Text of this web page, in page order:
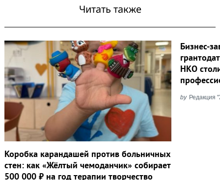
Читать также
Коробка карандашей против больничных
стен: как «Жёлтый чемоданчик» собирает
500 000 ₽ на год терапии творчество
Бизнес-
НКО
by Редакция